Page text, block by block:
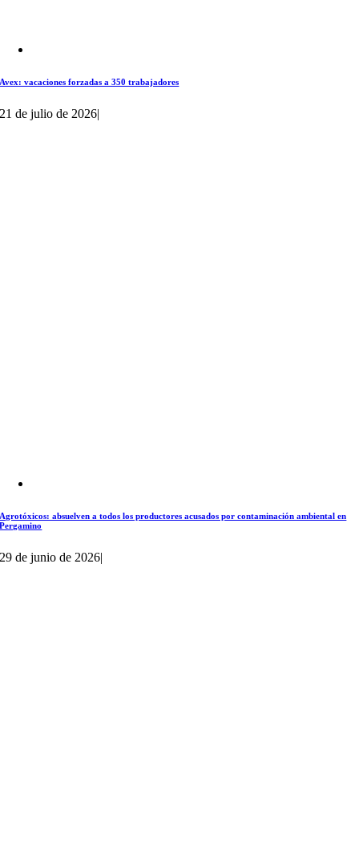
Avex: vacaciones forzadas a 350 trabajadores
21 de julio de 2026|
Agrotóxicos: absuelven a todos los productores acusados por contaminación ambiental en
Pergamino
29 de junio de 2026|